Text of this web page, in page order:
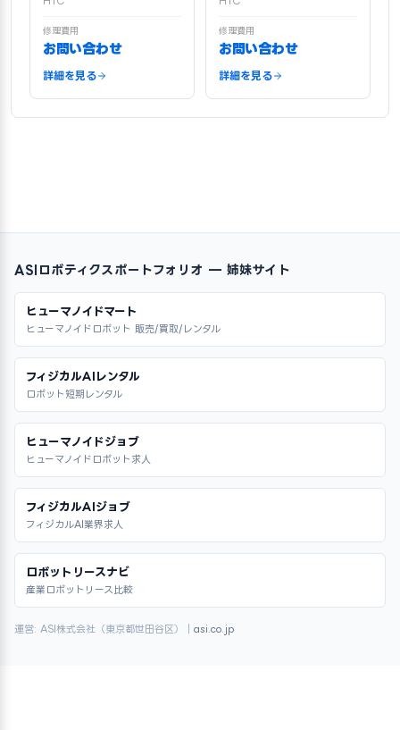
修理費用
お問い合わせ
詳細を見る
修理費用
お問い合わせ
詳細を見る
ASIロボティクスポートフォリオ — 姉妹サイト
ヒューマノイドマート
ヒューマノイドロボット 販売/買取/レンタル
フィジカルAIレンタル
ロボット短期レンタル
ヒューマノイドジョブ
ヒューマノイドロボット求人
フィジカルAIジョブ
フィジカルAI業界求人
ロボットリースナビ
産業ロボットリース比較
運営: ASI株式会社（東京都世田谷区）｜ asi.co.jp